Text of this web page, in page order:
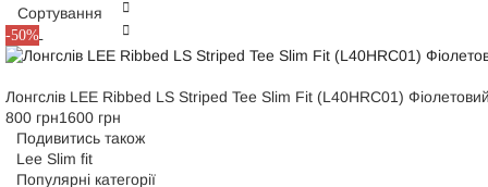
Сортування
-50%
XSSL
Лонгслів LEE Ribbed LS Striped Tee Slim Fit (L40HRC01)
800 грн1600 грн
Подивитись також
Lee Slim fit
Популярні категорії